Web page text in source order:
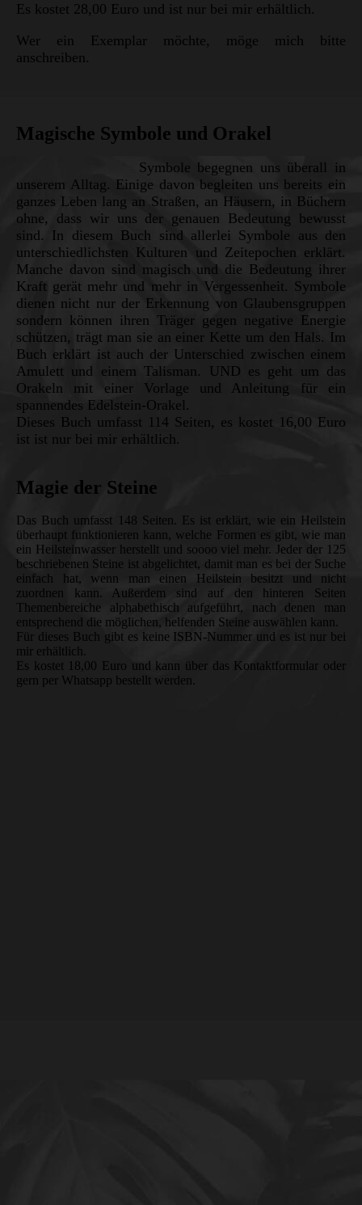
Es kostet 28,00 Euro und ist nur bei mir erhältlich.
Wer ein Exemplar möchte, möge mich bitte
anschreiben.
Magische Symbole und Orakel
Symbole begegnen uns überall in
unserem Alltag. Einige davon begleiten uns bereits ein
ganzes Leben lang an Straßen, an Häusern, in Büchern
ohne, dass wir uns der genauen Bedeutung bewusst
sind. In diesem Buch sind allerlei Symbole aus den
unterschiedlichsten Kulturen und Zeitepochen erklärt.
Manche davon sind magisch und die Bedeutung ihrer
Kraft gerät mehr und mehr in Vergessenheit. Symbole
dienen nicht nur der Erkennung von Glaubensgruppen
sondern können ihren Träger gegen negative Energie
schützen, trägt man sie an einer Kette um den Hals. Im
Buch erklärt ist auch der Unterschied zwischen einem
Amulett und einem Talisman. UND es geht um das
Orakeln mit einer Vorlage und Anleitung für ein
spannendes Edelstein-Orakel.
Dieses Buch umfasst 114 Seiten, es kostet 16,00 Euro
ist ist nur bei mir erhältlich.
Magie der Steine
Das Buch umfasst 148 Seiten. Es ist erklärt, wie ein Heilstein
überhaupt funktionieren kann, welche Formen es gibt, wie man
ein Heilsteinwasser herstellt und soooo viel mehr. Jeder der 125
beschriebenen Steine ist abgelichtet, damit man es bei der Suche
einfach hat, wenn man einen Heilstein besitzt und nicht
zuordnen kann. Außerdem sind auf den hinteren Seiten
Themenbereiche alphabethisch aufgeführt, nach denen man
entsprechend die möglichen, helfenden Steine auswählen kann.
Für dieses Buch gibt es keine ISBN-Nummer und es ist nur bei
mir erhältlich.
Es kostet 18,00 Euro und kann über das Kontaktformular oder
gern per Whatsapp bestellt werden.